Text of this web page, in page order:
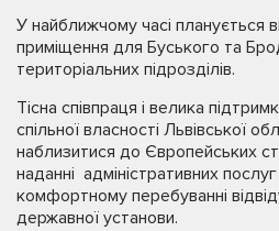
У найближчому часі планується
приміщення для Буського та
територіальних підрозділів.
Тісна співпраця і велика
спільної власності Львівської
наблизитися до Європейських
наданні адміністративних
комфортному перебуванні
державної установи.